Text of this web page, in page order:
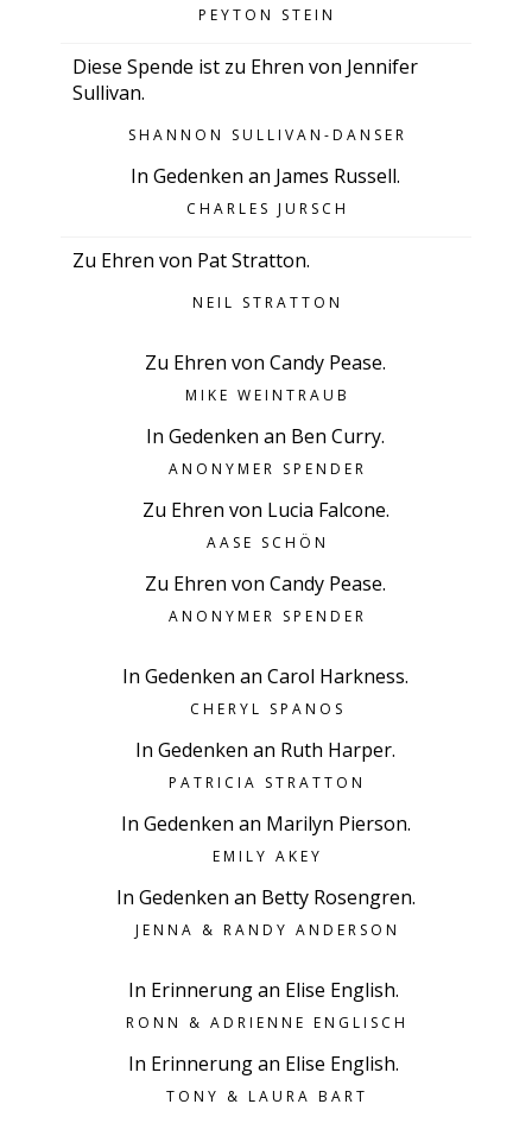
PEYTON STEIN
Diese Spende ist zu Ehren von Jennifer
Sullivan.
SHANNON SULLIVAN-DANSER
In Gedenken an James Russell.
CHARLES JURSCH
Zu Ehren von Pat Stratton.
NEIL STRATTON
Zu Ehren von Candy Pease.
MIKE WEINTRAUB
In Gedenken an Ben Curry.
ANONYMER SPENDER
Zu Ehren von Lucia Falcone.
AASE SCHÖN
Zu Ehren von Candy Pease.
ANONYMER SPENDER
In Gedenken an Carol Harkness.
CHERYL SPANOS
In Gedenken an Ruth Harper.
PATRICIA STRATTON
In Gedenken an Marilyn Pierson.
EMILY AKEY
In Gedenken an Betty Rosengren.
JENNA & RANDY ANDERSON
In Erinnerung an Elise English. ️
RONN & ADRIENNE ENGLISCH
In Erinnerung an Elise English. ️
TONY & LAURA BART